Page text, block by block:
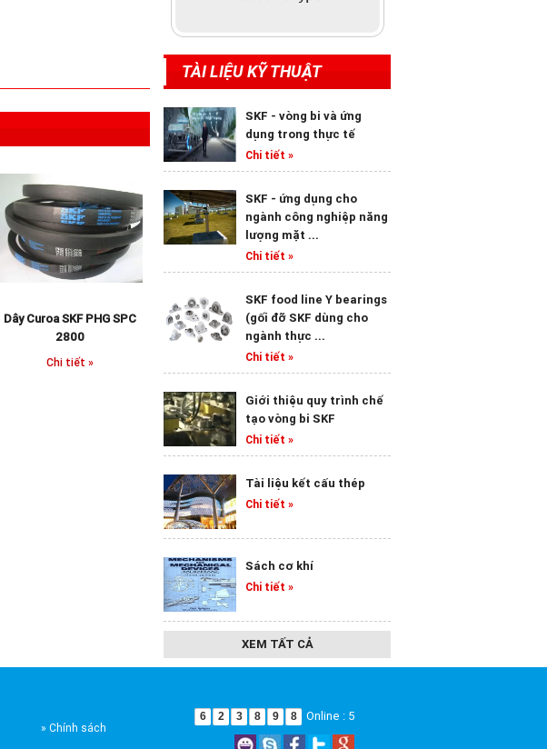
Dây Curoa SKF PHG SPC
2800
Chi tiết »
Dây đai SKF PHG B36
Chi tiết »
Dây đai SKF PHG SPA 1500
TÀI LIỆU KỸ THUẬT
SKF - vòng bi và ứng
dụng trong thực tế
Chi tiết »
SKF - ứng dụng cho
ngành công nghiệp năng
lượng mặt ...
Chi tiết »
SKF food line Y bearings
(gối đỡ SKF dùng cho
ngành thực ...
Chi tiết »
Giới thiệu quy trình chế
tạo vòng bi SKF
Chi tiết »
Tài liệu kết cấu thép
Chi tiết »
Sách cơ khí
Chi tiết »
XEM TẤT CẢ
» Chính sách
6 2 3 8 9 8 Online : 5